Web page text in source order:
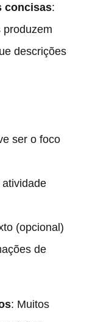
concisas:
produzem
descrições
ser o foco
(opcional)
de
: Muitos